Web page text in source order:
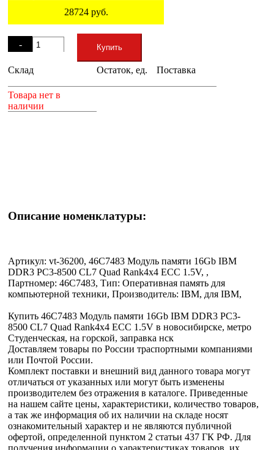
28724руб.
-
+
Купить
Склад Остаток, ед. Поставка
Товара нет в
наличии
Описание номенклатуры:
Артикул: vt-36200, 46C7483 Модуль памяти 16Gb IBM
DDR3 PC3-8500 CL7 Quad Rank4x4 ECC 1.5V, ,
Партномер: 46C7483, Тип: Оперативная память для
компьютерной техники, Производитель: IBM, для IBM,
Купить 46C7483 Модуль памяти 16Gb IBM DDR3 PC3-
8500 CL7 Quad Rank4x4 ECC 1.5V в новосибирске, метро
Студенческая, на горской, заправка нск
Доставляем товары по России траспортными компаниями
или Почтой России.
Комплект поставки и внешний вид данного товара могут
отличаться от указанных или могут быть изменены
производителем без отражения в каталоге. Приведенные
на нашем сайте цены, характеристики, количество товаров,
а так же информация об их наличии на складе носят
ознакомительный характер и не являются публичной
офертой, определенной пунктом 2 статьи 437 ГК РФ. Для